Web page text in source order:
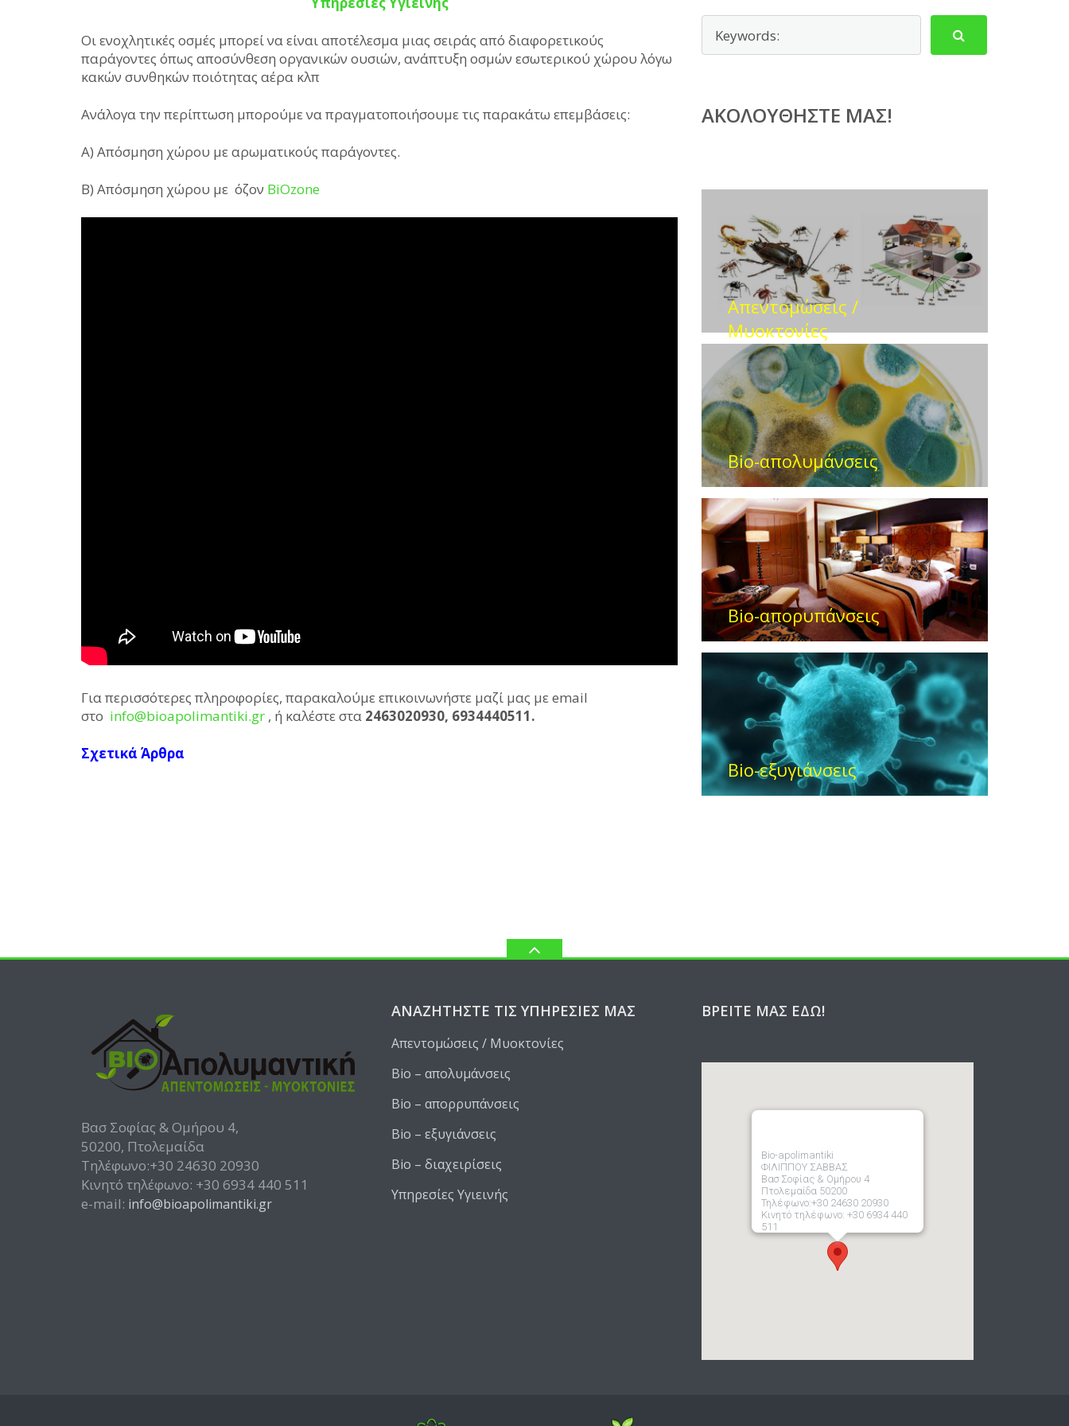
Οι ενοχλητικές οσμές μπορεί να είναι αποτέλεσμα μιας σειράς από διαφορετικούς
παράγοντες όπως αποσύνθεση οργανικών ουσιών, ανάπτυξη οσμών εσωτερικού χώρου λόγω
κακών συνθηκών ποιότητας αέρα κλπ
Ανάλογα την περίπτωση μπορούμε να πραγματοποιήσουμε τις παρακάτω επεμβάσεις:
Α) Απόσμηση χώρου με αρωματικούς παράγοντες.
Β) Απόσμηση χώρου με όζον BiOzone
Για περισσότερες πληροφορίες, παρακαλούμε επικοινωνήστε μαζί μας με email
στο info@bioapolimantiki.gr , ή καλέστε στα 2463020930, 6934440511.
Σχετικά Άρθρα
ΑΚΟΛΟΥΘΉΣΤΕ ΜΑΣ!
Βασ Σοφίας & Ομήρου 4,
50200, Πτολεμαίδα
Τηλέφωνο:+30 24630 20930
Κινητό τηλέφωνο: +30 6934 440 511
e-mail: info@bioapolimantiki.gr
ΑΝΑΖΗΤΉΣΤΕ ΤΙΣ ΥΠΗΡΕΣΊΕΣ ΜΑΣ
Απεντομώσεις / Μυοκτονίες
Bio – απολυμάνσεις
Bio – απορρυπάνσεις
Bio – εξυγιάνσεις
Bio – διαχειρίσεις
Υπηρεσίες Υγιεινής
ΒΡΕΊΤΕ ΜΑΣ ΕΔΏ!
Bio-apolimantiki
ΦΙΛΙΠΠΟΥ ΣΑΒΒΑΣ
Βασ Σοφίας & Ομήρου 4
Πτολεμαίδα 50200
Τηλέφωνο:+30 24630 20930
Κινητό τηλέφωνο: +30 6934 440
511